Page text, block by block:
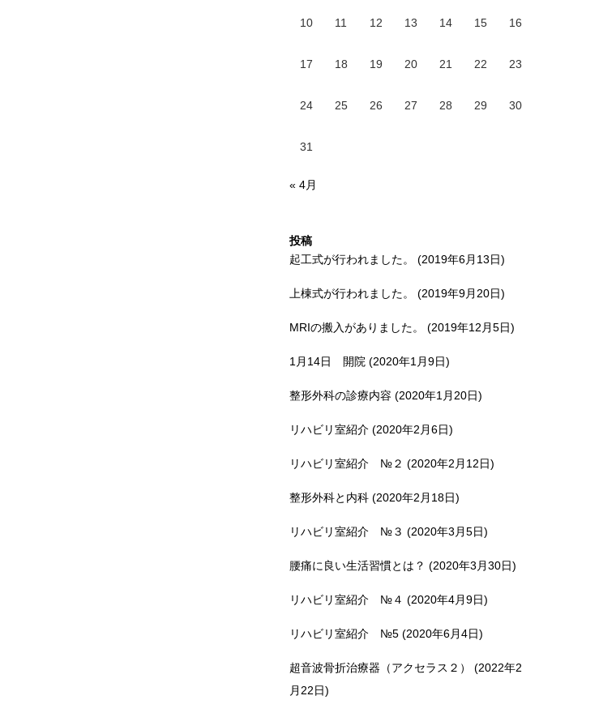
10 11 12 13 14 15 16
17 18 19 20 21 22 23
24 25 26 27 28 29 30
31
« 4月
投稿
起工式が行われました。 (2019年6月13日)
上棟式が行われました。 (2019年9月20日)
MRIの搬入がありました。 (2019年12月5日)
1月14日 開院 (2020年1月9日)
整形外科の診療内容 (2020年1月20日)
リハビリ室紹介 (2020年2月6日)
リハビリ室紹介 №２ (2020年2月12日)
整形外科と内科 (2020年2月18日)
リハビリ室紹介 №３ (2020年3月5日)
腰痛に良い生活習慣とは？ (2020年3月30日)
リハビリ室紹介 №４ (2020年4月9日)
リハビリ室紹介 №5 (2020年6月4日)
超音波骨折治療器（アクセラス２） (2022年2
月22日)